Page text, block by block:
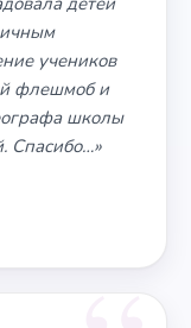
учеников
флешмоб и
школы
Спасибо…»